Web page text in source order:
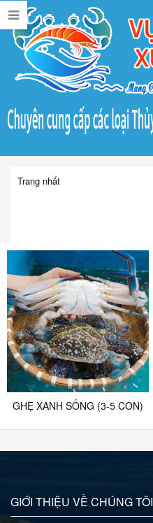
Trang nhất
GHẸ XANH SỐNG (3-5 CON)
GIỚI THIỆU VỀ CHÚNG TÔI